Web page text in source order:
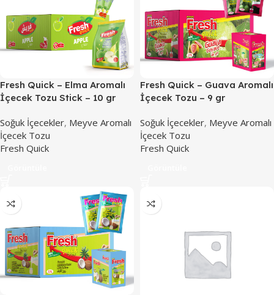
Fresh Quick – Elma Aromalı
İçecek Tozu Stick – 10 gr
Soğuk İçecekler, Meyve Aromalı
İçecek Tozu
Fresh Quick
Fresh Quick – Guava Aromalı
İçecek Tozu – 9 gr
Soğuk İçecekler, Meyve Aromalı
İçecek Tozu
Fresh Quick